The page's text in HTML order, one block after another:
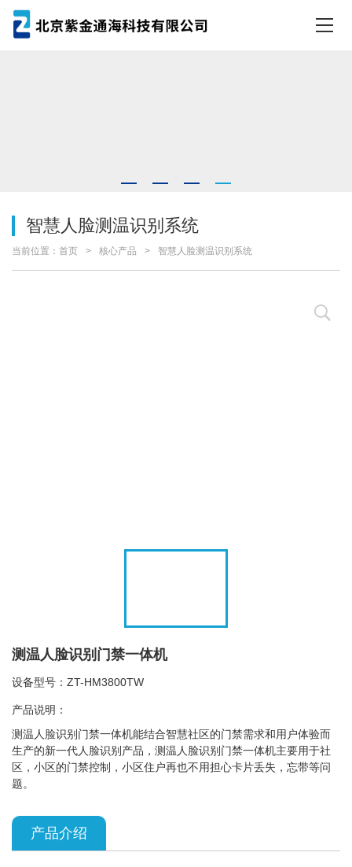
智慧人脸测温识别系统
当前位置： 首页 核心产品 智慧人脸测温识别系统
测温人脸识别门禁一体机
设备型号：ZT-HM3800TW
产品说明：
测温人脸识别门禁一体机能结合智慧社区的门禁需求和用户体验而
生产的新一代人脸识别产品，测温人脸识别门禁一体机主要用于社
区，小区的门禁控制，小区住户再也不用担心卡片丢失，忘带等问
题。
产品介绍